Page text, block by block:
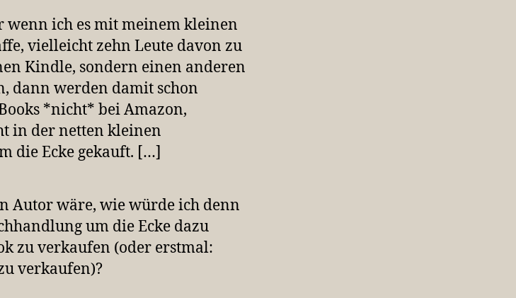
wenn ich es mit meinem kleinen
vielleicht zehn Leute davon zu
Kindle, sondern einen anderen
dann werden damit schon
*nicht* bei Amazon,
in der netten kleinen
die Ecke gekauft. […]
Autor wäre, wie würde ich denn
um die Ecke dazu
zu verkaufen (oder erstmal:
verkaufen)?